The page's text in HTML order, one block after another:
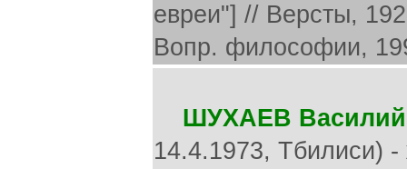
евреи"] // Версты,
Вопр. философии,
ШУХАЕВ
14.4.1973, Тбилиси) -